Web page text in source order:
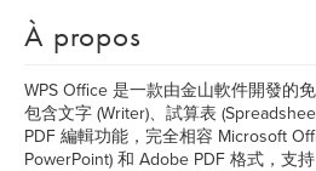
À propos
WPS Office 是一款由金山軟件開發的
包含文字 (Writer)、試算表
PDF 編輯功能，完全相容 Microsoft
PowerPoint) 和 Adobe PDF 格式，支持